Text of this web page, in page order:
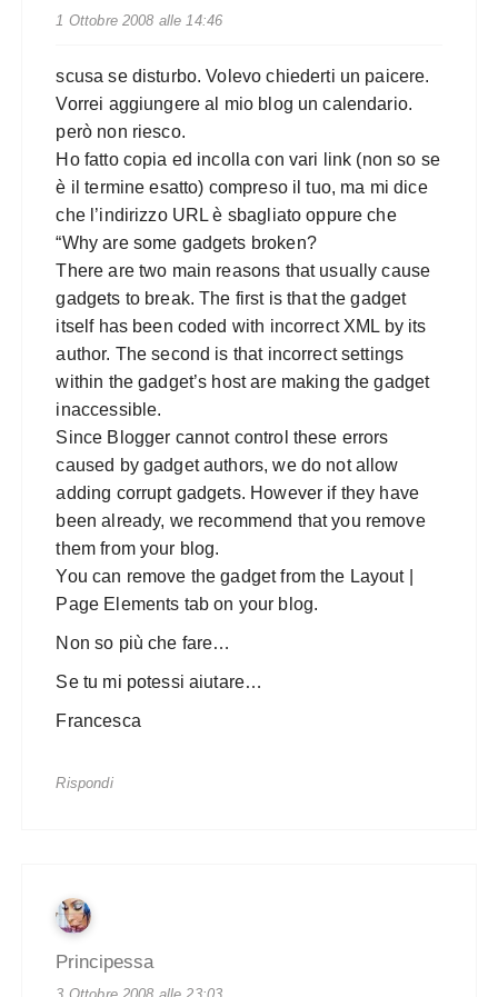
1 Ottobre 2008 alle 14:46
scusa se disturbo. Volevo chiederti un paicere.
Vorrei aggiungere al mio blog un calendario.
però non riesco.
Ho fatto copia ed incolla con vari link (non so se
è il termine esatto) compreso il tuo, ma mi dice
che l’indirizzo URL è sbagliato oppure che
“Why are some gadgets broken?
There are two main reasons that usually cause
gadgets to break. The first is that the gadget
itself has been coded with incorrect XML by its
author. The second is that incorrect settings
within the gadget’s host are making the gadget
inaccessible.
Since Blogger cannot control these errors
caused by gadget authors, we do not allow
adding corrupt gadgets. However if they have
been already, we recommend that you remove
them from your blog.
You can remove the gadget from the Layout |
Page Elements tab on your blog.
Non so più che fare…
Se tu mi potessi aiutare…
Francesca
Rispondi
Principessa